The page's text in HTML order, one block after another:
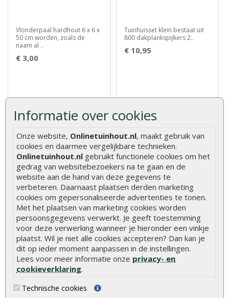
Informatie over cookies
Onze website, Onlinetuinhout.nl, maakt gebruik van
cookies en daarmee vergelijkbare technieken.
Onlinetuinhout.nl gebruikt functionele cookies om het
gedrag van websitebezoekers na te gaan en de
website aan de hand van deze gegevens te
verbeteren. Daarnaast plaatsen derden marketing
cookies om gepersonaliseerde advertenties te tonen.
Met het plaatsen van marketing cookies worden
persoonsgegevens verwerkt. Je geeft toestemming
voor deze verwerking wanneer je hieronder een vinkje
plaatst. Wil je niet alle cookies accepteren? Dan kan je
dit op ieder moment aanpassen in de instellingen.
Lees voor meer informatie onze privacy- en
cookieverklaring.
Technische cookies
Vlonderpaal hardhout 6 x 6 x
50 cm worden, zoals de
naam al ..
€ 3,00
Tuinhuisset klein bestaat uit
800 dakplankspijkers 2..
€ 10,95
Hardhouten
beschoeiingsplank Azobé
2 x 20 x 200 cm
Hardhouten
beschoeiingsplank Azobé 2 x
20 x 200 cm, ideaal v..
€ 14,00 € 21,55
Tuinpaal geïmpregneerd
grenen 8,8 x 8,8 cm
De Tuinpaal Geïmpregneerd
Grenen 8.8 x 8.8 cm zijn
perfect v..
€ 18,95